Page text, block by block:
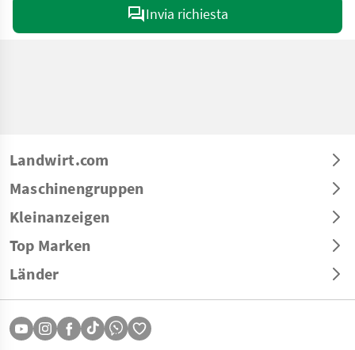
Invia richiesta
Landwirt.com
Maschinengruppen
Kleinanzeigen
Top Marken
Länder